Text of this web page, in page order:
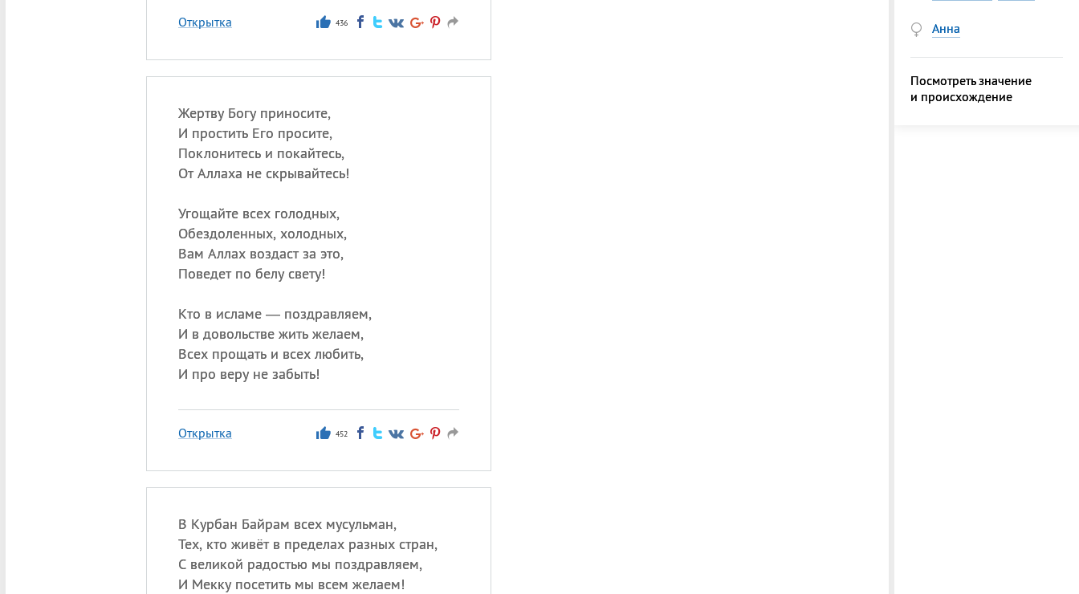
Открытка 436
Жертву Богу приносите,
И простить Его просите,
Поклонитесь и покайтесь,
От Аллаха не скрывайтесь!
Угощайте всех голодных,
Обездоленных, холодных,
Вам Аллах воздаст за это,
Поведет по белу свету!
Кто в исламе — поздравляем,
И в довольстве жить желаем,
Всех прощать и всех любить,
И про веру не забыть!
Открытка 452
В Курбан Байрам всех мусульман,
Тех, кто живёт в пределах разных стран,
С великой радостью мы поздравляем,
И Мекку посетить мы всем желаем!
Анна
Посмотреть значение
и происхождение